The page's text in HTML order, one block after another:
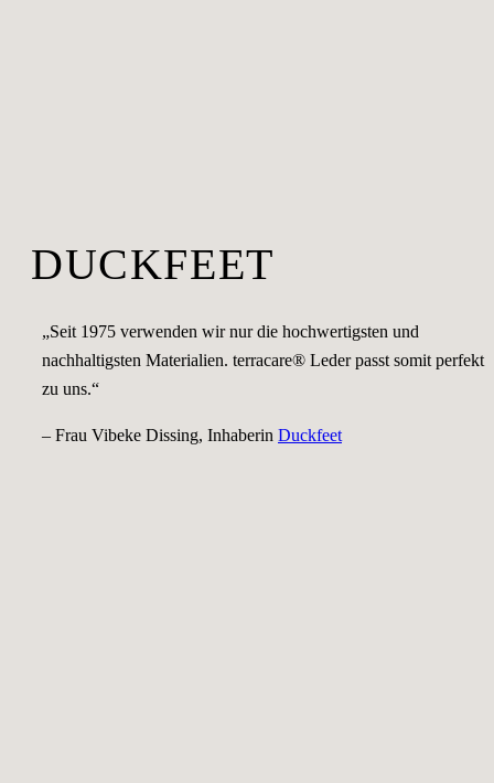
DUCKFEET
„Seit 1975 verwenden wir nur die hochwertigsten und
nachhaltigsten Materialien. terracare® Leder passt somit perfekt
zu uns.“
– Frau Vibeke Dissing, Inhaberin Duckfeet